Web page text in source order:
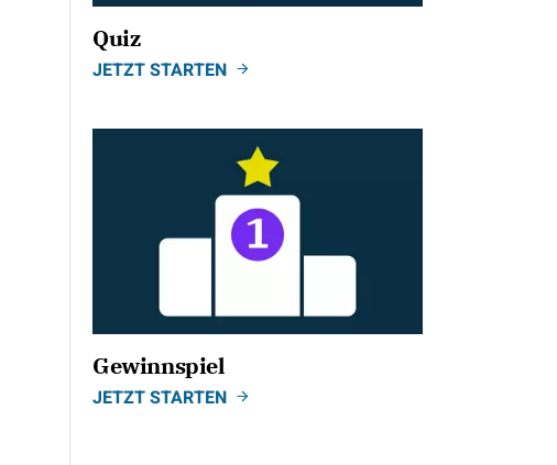
Quiz
JETZT STARTEN
Gewinnspiel
JETZT STARTEN